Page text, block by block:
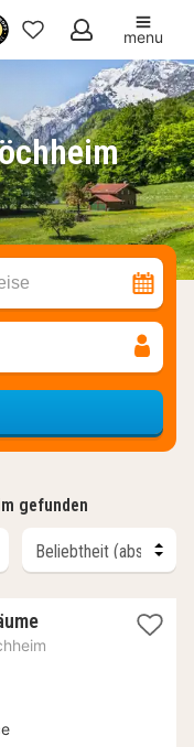
Meine
Favoriten
menu
gefunden
1
Nacht